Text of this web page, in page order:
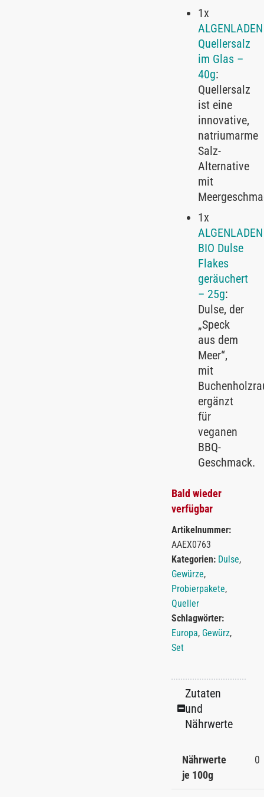
1x
ALGENLADEN
Quellersalz
im Glas –
40g:
Quellersalz
ist eine
innovative,
natriumarme
Salz-
Alternative
mit
1x
ALGENLADEN
BIO Dulse
Flakes
geräuchert
– 25g:
Dulse, der
„Speck
aus dem
Meer“,
mit
ergänzt
für
veganen
BBQ-
Geschmack.
Bald wieder
verfügbar
Artikelnummer:
AAEX0763
Kategorien: Dulse,
Gewürze,
Probierpakete,
Queller
Schlagwörter:
Europa, Gewürz,
Set
Zutaten
und
Nährwerte
Nährwerte
je 100g
0